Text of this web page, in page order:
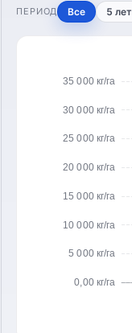
ПЕРИОД Все 5 лет
0,00 кг/га
5 000 кг/га
10 000 кг/га
15 000 кг/га
20 000 кг/га
25 000 кг/га
30 000 кг/га
35 000 кг/га